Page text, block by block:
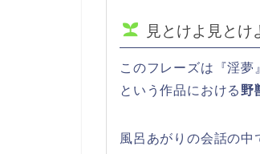
見とけよ見とけ
このフレーズは『淫夢
という作品における 野
風呂あがりの会話の